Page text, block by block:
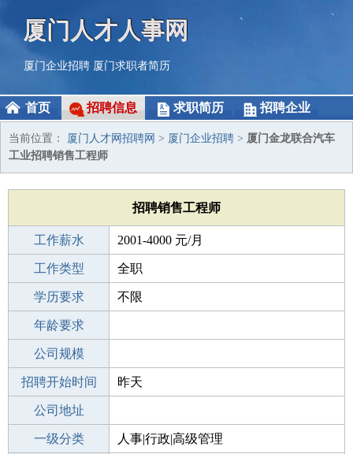
厦门人才人事网
厦门企业招聘 厦门求职者简历
首页 招聘信息 求职简历 招聘企业
当前位置： 厦门人才网招聘网 > 厦门企业招聘 > 厦门金龙联合汽车
工业招聘销售工程师
招聘销售工程师
工作薪水 2001-4000 元/月
招聘人数 5人
工作类型 全职
性别要求 -
学历要求 不限
工作经验
年龄要求
工作地点
公司规模
公司电话
招聘开始时间 昨天
招聘结束时间
公司地址
一级分类 人事|行政|高级管理